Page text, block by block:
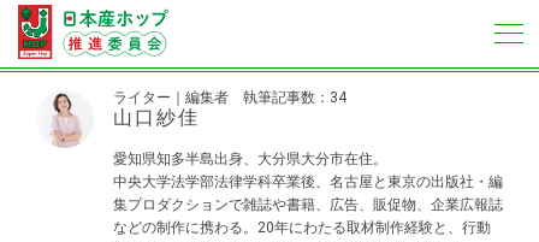
ライター｜編集者 執筆記事数：34
山口紗佳
愛知県知多半島出身、大分県大分市在住。
中央大学法学部法律学科卒業後、名古屋と東京の出版社・編
集プロダクションで雑誌や書籍、広告、販促物、企業広報誌
などの制作に携わる。20年にわたる取材制作経験と、行動